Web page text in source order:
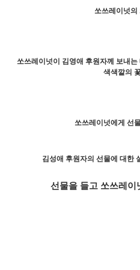
쏘쓰레이넛의
쏘쓰레이넛이 김영애 후원자께 보내
색색깔의
쏘쓰레이넛에게 선
김성애 후원자의 선물에 대한
선물을 들고 쏘쓰레이